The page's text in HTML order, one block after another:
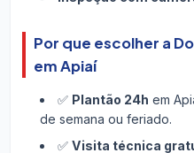
Por que escolher a
em Apiaí
✅ Plantão 24h em
de semana ou feriado.
✅ Visita técnica